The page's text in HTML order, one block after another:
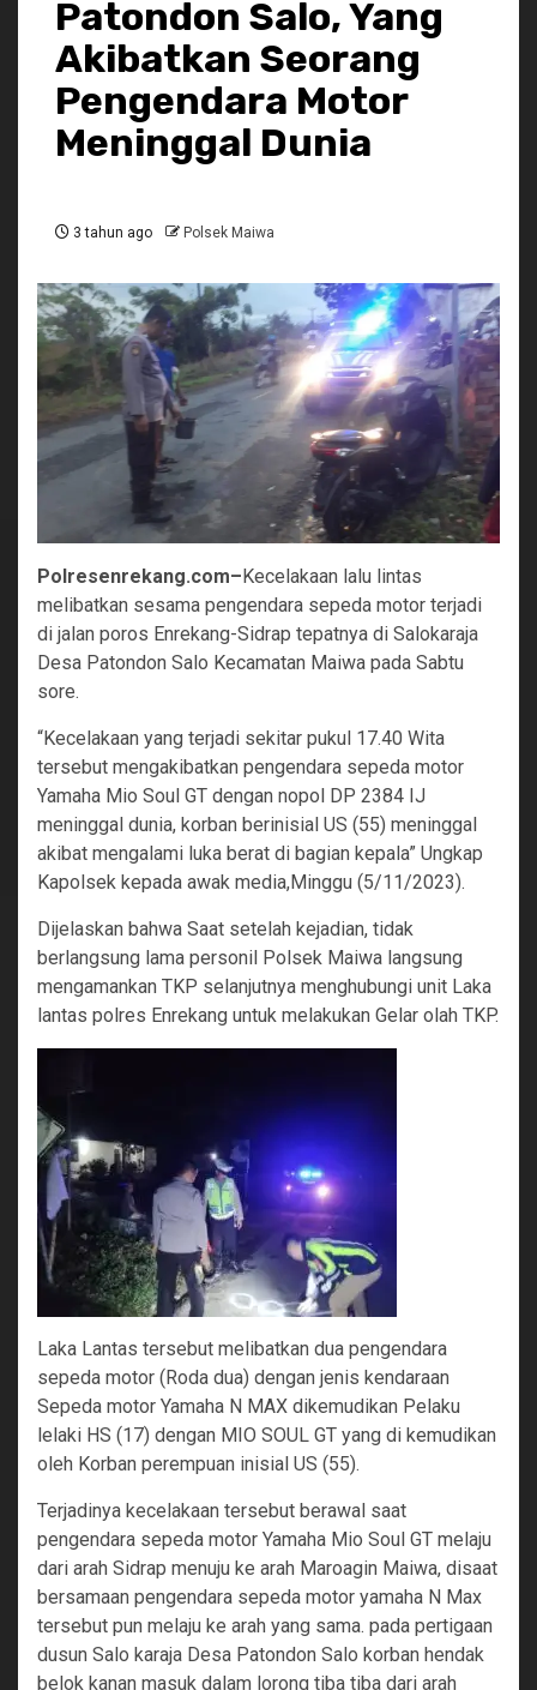
Patondon Salo, Yang
Akibatkan Seorang
Pengendara Motor
Meninggal Dunia
3 tahun ago Polsek Maiwa
Polresenrekang.com–Kecelakaan lalu lintas
melibatkan sesama pengendara sepeda motor terjadi
di jalan poros Enrekang-Sidrap tepatnya di Salokaraja
Desa Patondon Salo Kecamatan Maiwa pada Sabtu
sore.
“Kecelakaan yang terjadi sekitar pukul 17.40 Wita
tersebut mengakibatkan pengendara sepeda motor
Yamaha Mio Soul GT dengan nopol DP 2384 IJ
meninggal dunia, korban berinisial US (55) meninggal
akibat mengalami luka berat di bagian kepala” Ungkap
Kapolsek kepada awak media,Minggu (5/11/2023).
Dijelaskan bahwa Saat setelah kejadian, tidak
berlangsung lama personil Polsek Maiwa langsung
mengamankan TKP selanjutnya menghubungi unit Laka
lantas polres Enrekang untuk melakukan Gelar olah TKP.
Laka Lantas tersebut melibatkan dua pengendara
sepeda motor (Roda dua) dengan jenis kendaraan
Sepeda motor Yamaha N MAX dikemudikan Pelaku
lelaki HS (17) dengan MIO SOUL GT yang di kemudikan
oleh Korban perempuan inisial US (55).
Terjadinya kecelakaan tersebut berawal saat
pengendara sepeda motor Yamaha Mio Soul GT melaju
dari arah Sidrap menuju ke arah Maroagin Maiwa, disaat
bersamaan pengendara sepeda motor yamaha N Max
tersebut pun melaju ke arah yang sama. pada pertigaan
dusun Salo karaja Desa Patondon Salo korban hendak
belok kanan masuk dalam lorong tiba tiba dari arah